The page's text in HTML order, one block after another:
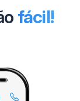
fácil!